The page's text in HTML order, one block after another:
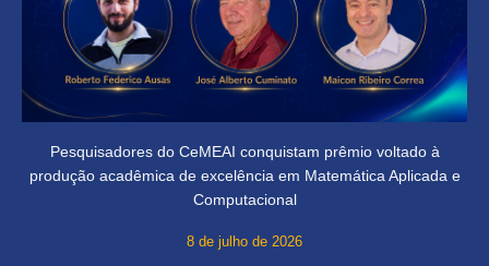
Pesquisadores do CeMEAI conquistam prêmio voltado à
produção acadêmica de excelência em Matemática Aplicada e
Computacional
8 de julho de 2026